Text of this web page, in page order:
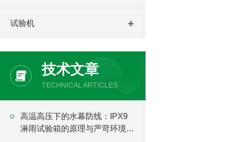
试验机
技术文章
TECHNICAL ARTICLES
高温高压下的水幕防线：IPX9
淋雨试验箱的原理与严苛环境验